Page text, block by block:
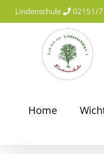
Lindenschule 02151/
Home